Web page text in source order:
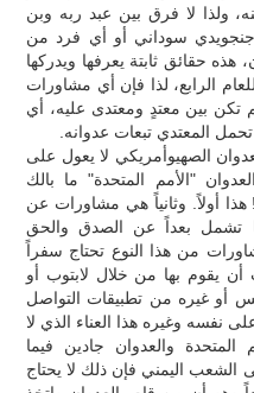
ولذا لا فرق بين عبد ربه وبن
سوداني أو أي فرد من
هذه حقائق ثابتة يعرفها ويدركها
الرابع، لذا فإن أي مشاورات
تكن بين معتدٍ ومعتدى عليه، أي
المعتدي تبعات عدوانه.
الصهيوأمريكي لا يعول على
"الأمم المتحدة" ما بالك
هذا أولاً. وثانياً هي مشاورات عن
تشمل بعداً عن الصدق والحق
من هذا النوع تحتاج سفراً
يقوم بها من خلال لابتوب أو
أو غيره من تطبيقات التواصل
نفسه وغيره هذا العناء الذي لا
والعدوان جادين فيما
الشعب اليمني فإن ذلك لا يحتاج